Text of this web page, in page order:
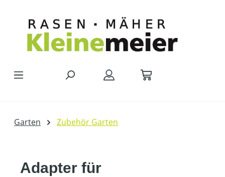
Garten Zubehör Garten
Adapter für